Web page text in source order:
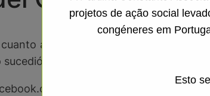
a las personas que nos quieran
con otros Voluntarios, va a vivir
Remarsos/videos/
projetos de ação social
congéneres em
Esto